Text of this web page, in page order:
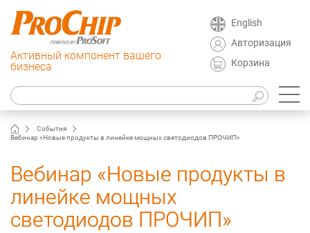
Активный компонент вашего
бизнеса
English
Авторизация
Корзина
События
Вебинар «Новые продукты в линейке мощных светодиодов ПРОЧИП»
Вебинар «Новые продукты в
линейке мощных
светодиодов ПРОЧИП»